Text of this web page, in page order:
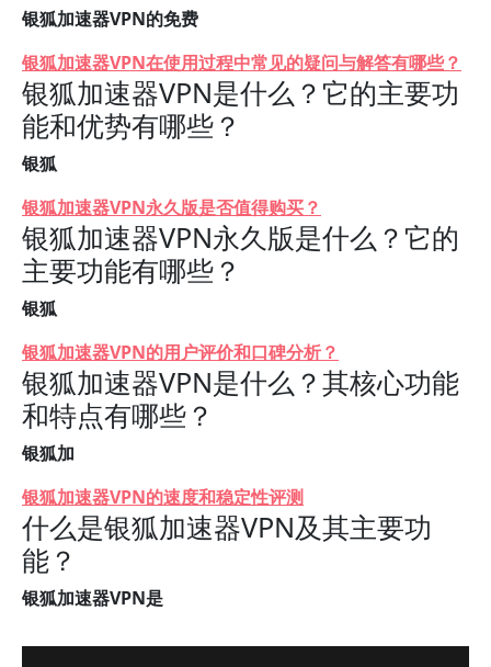
银狐加速器VPN的免费
银狐加速器VPN在使用过程中常见的疑问与解答有哪些？
银狐加速器VPN是什么？它的主要功
能和优势有哪些？
银狐
银狐加速器VPN永久版是否值得购买？
银狐加速器VPN永久版是什么？它的
主要功能有哪些？
银狐
银狐加速器VPN的用户评价和口碑分析？
银狐加速器VPN是什么？其核心功能
和特点有哪些？
银狐加
银狐加速器VPN的速度和稳定性评测
什么是银狐加速器VPN及其主要功
能？
银狐加速器VPN是